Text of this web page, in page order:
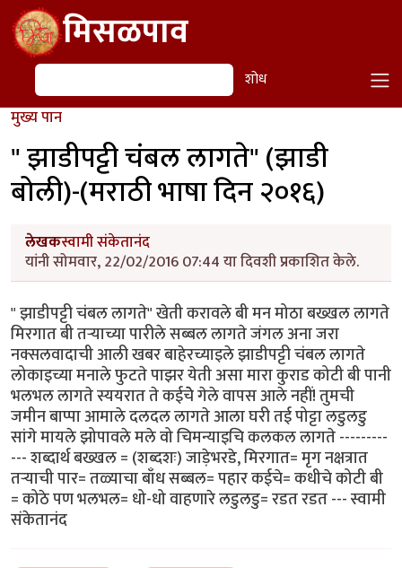
Skip to main contentमिसळपाव
शोध शोध
मुख्य पान
" झाडीपट्टी चंबल लागते" (झाडी
बोली)-(मराठी भाषा दिन २०१६)
लेखकस्वामी संकेतानंद
यांनी सोमवार, 22/02/2016 07:44 या दिवशी प्रकाशित केले.
" झाडीपट्टी चंबल लागते" खेती करावले बी मन मोठा बख्खल लागते
मिरगात बी तऱ्याच्या पारीले सब्बल लागते जंगल अना जरा
नक्सलवादाची आली खबर बाहेरच्याइले झाडीपट्टी चंबल लागते
लोकाइच्या मनाले फुटते पाझर येती असा मारा कुराड कोटी बी पानी
भलभल लागते स्ययरात ते कईचेे गेले वापस आले नहीं! तुमची
जमीन बाप्पा आमाले दलदल लागते आला घरी तई पोट्टा लडुलडु
सांगे मायले झोपावले मले वो चिमन्याइचि कलकल लागते ---------
--- शब्दार्थ बख्खल = (शब्दशः) जाड़ेभरडे, मिरगात= मृग नक्षत्रात
तऱ्याची पार= तळ्याचा बाँध सब्बल= पहार कईचे= कधीचे कोटी बी
= कोठे पण भलभल= धो-धो वाहणारे लडुलडु= रडत रडत --- स्वामी
संकेतानंद